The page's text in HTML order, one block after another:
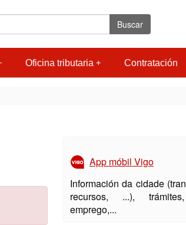
Buscar
Oficina tributaria Contratación
App móbil Vigo
Información da cidade
recursos, ...),
emprego,...